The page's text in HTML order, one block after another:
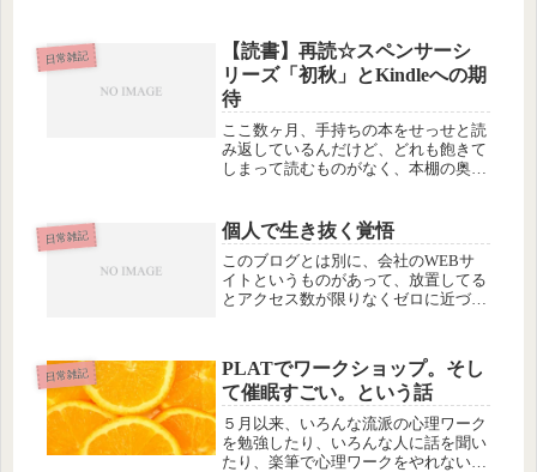
あいいか、と思ってやってます。単純
作業をやっていると、子どもの頃を思
い...
日常雑記
【読書】再読☆スペンサーシ
リーズ「初秋」とKindleへの期
待
ここ数ヶ月、手持ちの本をせっせと読
み返しているんだけど、どれも飽きて
しまって読むものがなく、本棚の奥の
のほうをちょっと読んだら、夢中にな
って、そのまま最後まで読んでしまっ
た...
日常雑記 個人で生き抜く覚悟
このブログとは別に、会社のWEBサ
イトというものがあって、放置してる
とアクセス数が限りなくゼロに近づい
よく考えると、その努力ってあまり意
味がないような気がしますね。自分た
ち...
日常雑記
PLATでワークショップ。そし
て催眠すごい。という話
５月以来、いろんな流派の心理ワーク
を勉強したり、いろんな人に話を聞い
たり、楽筆で心理ワークをやれないか